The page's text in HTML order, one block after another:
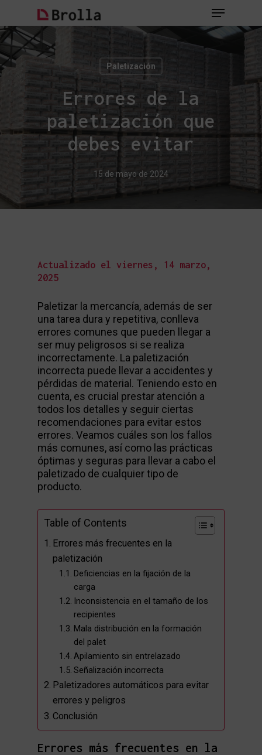
main
content
Menu
Paletización
Errores de la
paletización que
debes evitar
15 de mayo de 2024
Actualizado el viernes, 14 marzo,
2025
Paletizar la mercancía, además de ser
una tarea dura y repetitiva, conlleva
errores comunes que pueden llegar a
ser muy peligrosos si se realiza
incorrectamente. La paletización
incorrecta puede llevar a accidentes y
pérdidas de material. Teniendo esto en
cuenta, es crucial prestar atención a
todos los detalles y seguir ciertas
recomendaciones para evitar estos
errores. Veamos cuáles son los fallos
más comunes, así como las prácticas
óptimas y seguras para llevar a cabo el
paletizado de cualquier tipo de
producto.
Table of Contents
Errores más frecuentes en la
paletización
Deficiencias en la fijación de la
carga
Inconsistencia en el tamaño de los
recipientes
Mala distribución en la formación
del palet
Apilamiento sin entrelazado
Señalización incorrecta
Paletizadores automáticos para evitar
errores y peligros
Conclusión
Errores más frecuentes en la
Close
Menu